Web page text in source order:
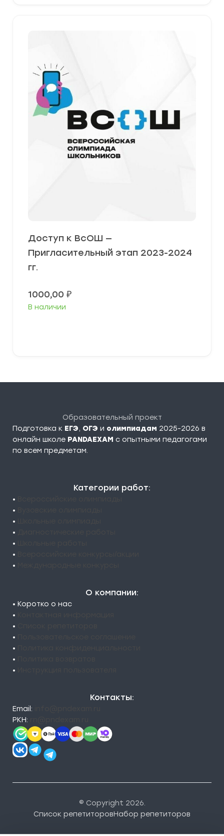
Доступ к ВсОШ —
Пригласительный этап 2023-2024
гг.
1000,00 ₽
В наличии
Образовательный проект
Подготовка к ЕГЭ, ОГЭ и олимпиадам 2025-2026 в
онлайн школе PANDAEXAM c опытными педагогами
по всем предметам.
Категории работ:
•
•
•
•
•
•
•
О компании:
• Коротко о нас
•
•
•
•
•
•
Контакты:
Email:
РКН:
© Copyright 2026.
Список репетиторовНабор репетиторов